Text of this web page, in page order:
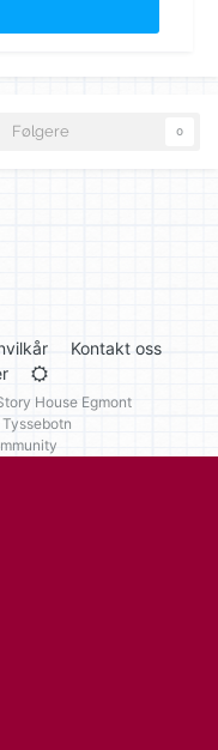
Følgere 0
Kontakt oss
House Egmont